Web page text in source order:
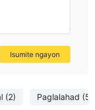
(2) Paglalahad (5)
Isumite ngayon